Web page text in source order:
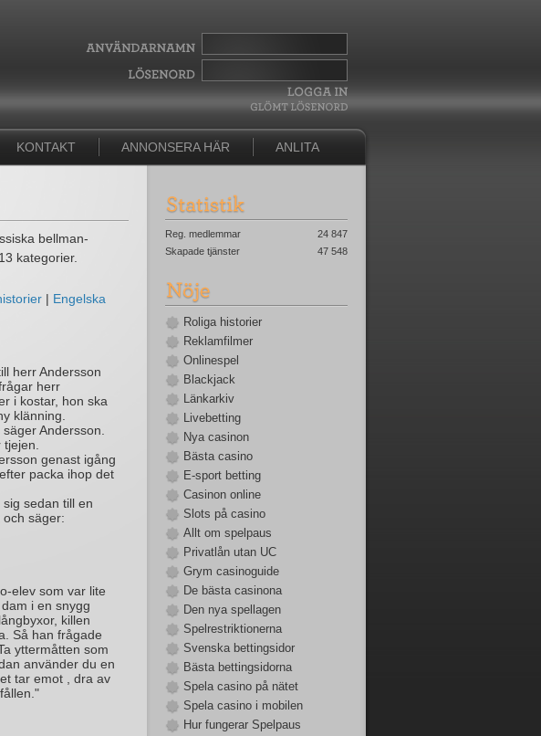
KONTAKT ANNONSERA HÄR ANLITA
bellman-
kategorier.
| Engelska
herr Andersson
herr
i kostar, hon ska
klänning.
Andersson.
genast igång
packa ihop det
sedan till en
säger:
elev som var lite
i en snygg
killen
Så han frågade
yttermåtten som
använder du en
tar emot , dra av
Reg. medlemmar
24 847
Skapade tjänster
47 548
Roliga historier
Reklamfilmer
Onlinespel
Blackjack
Länkarkiv
Livebetting
Nya casinon
Bästa casino
E-sport betting
Casinon online
Slots på casino
Allt om spelpaus
Privatlån utan UC
Grym casinoguide
De bästa casinona
Den nya spellagen
Spelrestriktionerna
Svenska bettingsidor
Bästa bettingsidorna
Spela casino på nätet
Spela casino i mobilen
Hur fungerar Spelpaus